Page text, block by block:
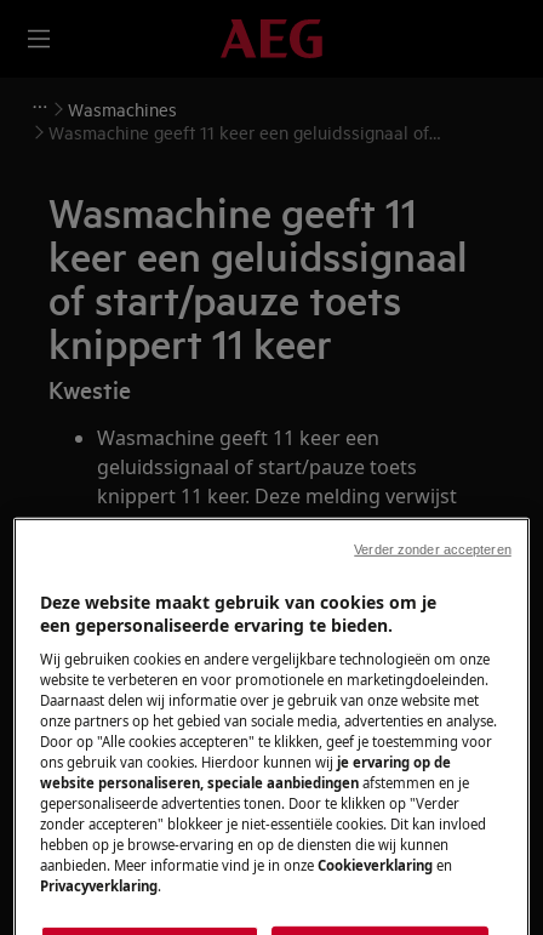
Wasmachines
Wasmachine geeft 11 keer een geluidssignaal of
Wasmachine geeft 11
keer een geluidssignaal
of start/pauze toets
knippert 11 keer
Kwestie
Wasmachine geeft 11 keer een
geluidssignaal of start/pauze toets
knippert 11 keer. Deze melding verwijst
naar een probleem met de stroomtoevoer.
Wasmachine
Oplossing
Controleer de stroomtoevoer door een
ander apparaat op hetzelfde stopcontact
aan te sluiten. Wanneer het andere
apparaat ook niet werkt is er mogelijk een
probleem met de huisinstallatie.
Gebruik nooit een verlengsnoer om
apparaten aan te sluiten. Dit kan een
Deze website maakt gebruik van cookies om je
een gepersonaliseerde ervaring te bieden.
Wij gebruiken cookies en andere vergelijkbare technologieën om onze
website te verbeteren en voor promotionele en marketingdoeleinden.
Daarnaast delen wij informatie over je gebruik van onze website met
onze partners op het gebied van sociale media, advertenties en analyse.
Door op "Alle cookies accepteren" te klikken, geef je toestemming voor
ons gebruik van cookies. Hierdoor kunnen wijje ervaring op de
website personaliseren, speciale aanbiedingen afstemmen en je
gepersonaliseerde advertenties tonen. Door te klikken op "Verder
zonder accepteren" blokkeer je niet-essentiële cookies. Dit kan invloed
hebben op je browse-ervaring en op de diensten die wij kunnen
aanbieden. Meer informatie vind je in onzeCookieverklaring en
Privacyverklaring.
Verder zonder accepteren